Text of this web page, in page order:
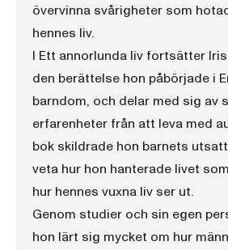
övervinna svårigheter som
hennes liv.
I Ett annorlunda liv fortsätter
den berättelse hon påbörjade i
barndom, och delar med sig av
erfarenheter från att leva med
bok skildrade hon barnets
veta hur hon hanterade livet
hur hennes vuxna liv ser ut.
Genom studier och sin egen
hon lärt sig mycket om hur